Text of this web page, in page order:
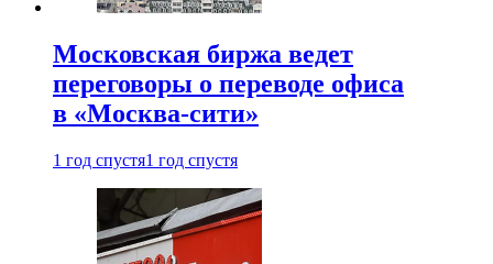
Московская биржа ведет
переговоры о переводе офиса
в «Москва-сити»
1 год спустя1 год спустя